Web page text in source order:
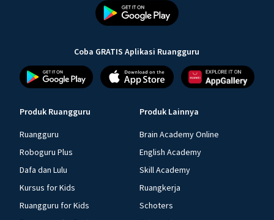
Coba GRATIS Aplikasi Ruangguru
Produk Ruangguru
Ruangguru
Roboguru Plus
Dafa dan Lulu
Kursus for Kids
Ruangguru for Kids
Produk Lainnya
Brain Academy Online
English Academy
Skill Academy
Ruangkerja
Schoters